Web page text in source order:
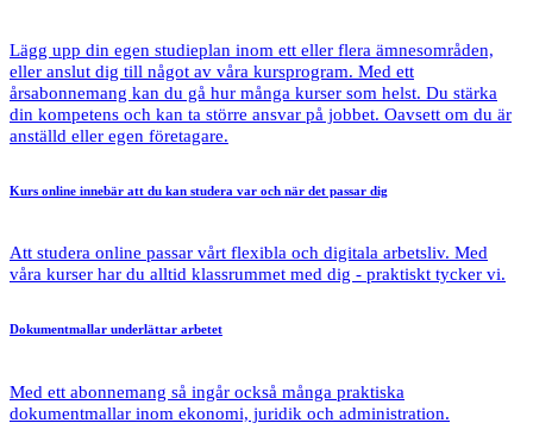
Lägg upp din egen studieplan inom ett eller flera ämnesområden,
eller anslut dig till något av våra kursprogram. Med ett
årsabonnemang kan du gå hur många kurser som helst. Du stärka
din kompetens och kan ta större ansvar på jobbet. Oavsett om du är
anställd eller egen företagare.
Kurs online innebär att du kan studera var och när det passar dig
Att studera online passar vårt flexibla och digitala arbetsliv. Med
våra kurser har du alltid klassrummet med dig - praktiskt tycker vi.
Dokumentmallar underlättar arbetet
Med ett abonnemang så ingår också många praktiska
dokumentmallar inom ekonomi, juridik och administration.